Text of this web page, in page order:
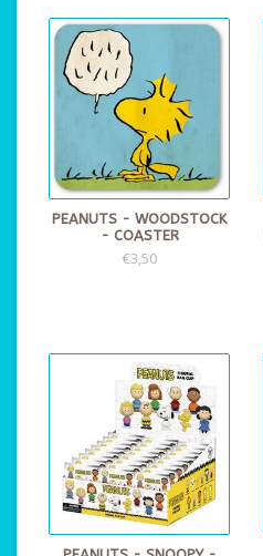
PEANUTS - WOODSTOCK
- COASTER
€3,50